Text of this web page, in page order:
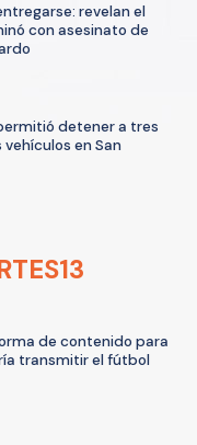
revelan el
con asesinato de
detener a tres
en San
de contenido para
transmitir el fútbol